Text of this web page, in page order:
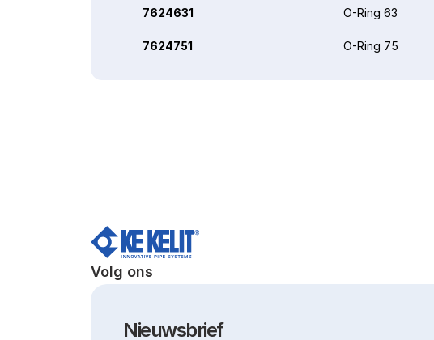
7624631 O-Ring 63
7624751 O-Ring 75
Volg ons
Nieuwsbrief